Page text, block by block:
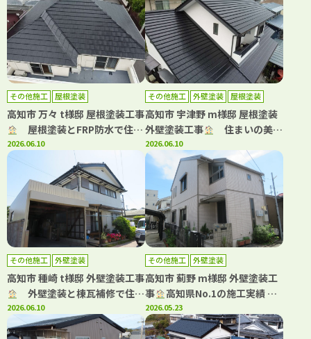
その他施工 屋根塗装
高知市 万々 t様邸 屋根塗装工事
屋根塗装とFRP防水で住ま
いをメンテナンス！
2026.06.10
その他施工 外壁塗装 屋根塗装
高知市 宇津野 m様邸 屋根塗装
外壁塗装工事
住まいの美観
と安心を守る外装リフォーム！
2026.06.10
その他施工 外壁塗装
高知市 種崎 t様邸 外壁塗装工事
外壁塗装と棟瓦補修で住ま
いを長寿命化！
2026.06.10
その他施工 外壁塗装
高知市 薊野 m様邸 外壁塗装工
事
高知県No.1の施工実績 WB
アート多彩仕上工法で新築のよ
うな仕上がり！
2026.05.23